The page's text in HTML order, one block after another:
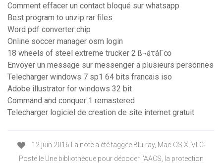
Comment effacer un contact bloqué sur whatsapp
Best program to unzip rar files
Word pdf converter chip
Online soccer manager osm login
18 wheels of steel extreme trucker 2 ß¬áτáΓ∞
Envoyer un message sur messenger a plusieurs personnes
Telecharger windows 7 sp1 64 bits francais iso
Adobe illustrator for windows 32 bit
Command and conquer 1 remastered
Telecharger logiciel de creation de site internet gratuit
12 juin 2016 La note a été taggée Blu-ray, Mac OS X, VLC.
Posté le Une bibliothèque pour décoder l'AACS, la protection